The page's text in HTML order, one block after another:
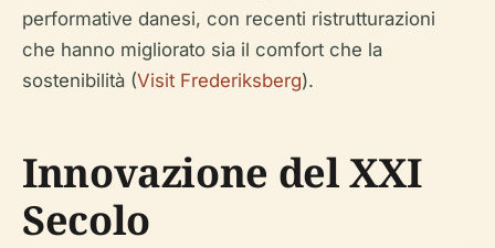
performative danesi, con recenti ristrutturazioni
che hanno migliorato sia il comfort che la
sostenibilità (Visit Frederiksberg).
Innovazione del XXI
Secolo